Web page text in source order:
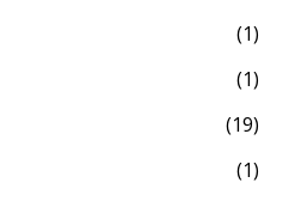
(1)
(1)
(19)
(1)